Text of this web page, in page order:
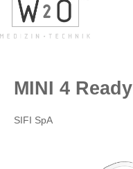
springen
MINI 4 Ready
SIFI SpA
Bildergalerie überspringen